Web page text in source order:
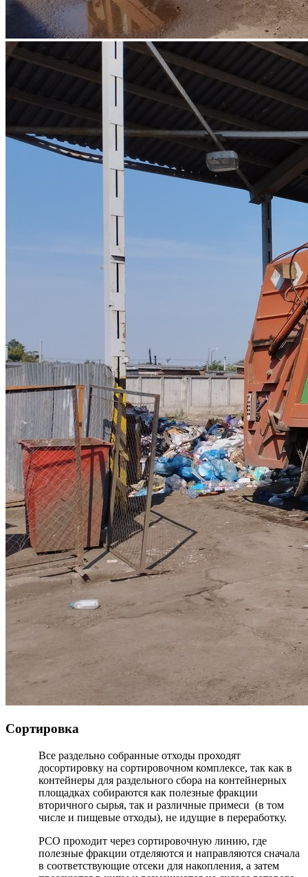
Сортировка
Все раздельно собранные отходы проходят
досортировку на сортировочном комплексе, так как в
контейнеры для раздельного сбора на контейнерных
площадках собираются как полезные фракции
вторичного сырья, так и различные примеси (в том
числе и пищевые отходы), не идущие в переработку.
РСО проходит через сортировочную линию, где
полезные фракции отделяются и направляются сначала
в соответствующие отсеки для накопления, а затем